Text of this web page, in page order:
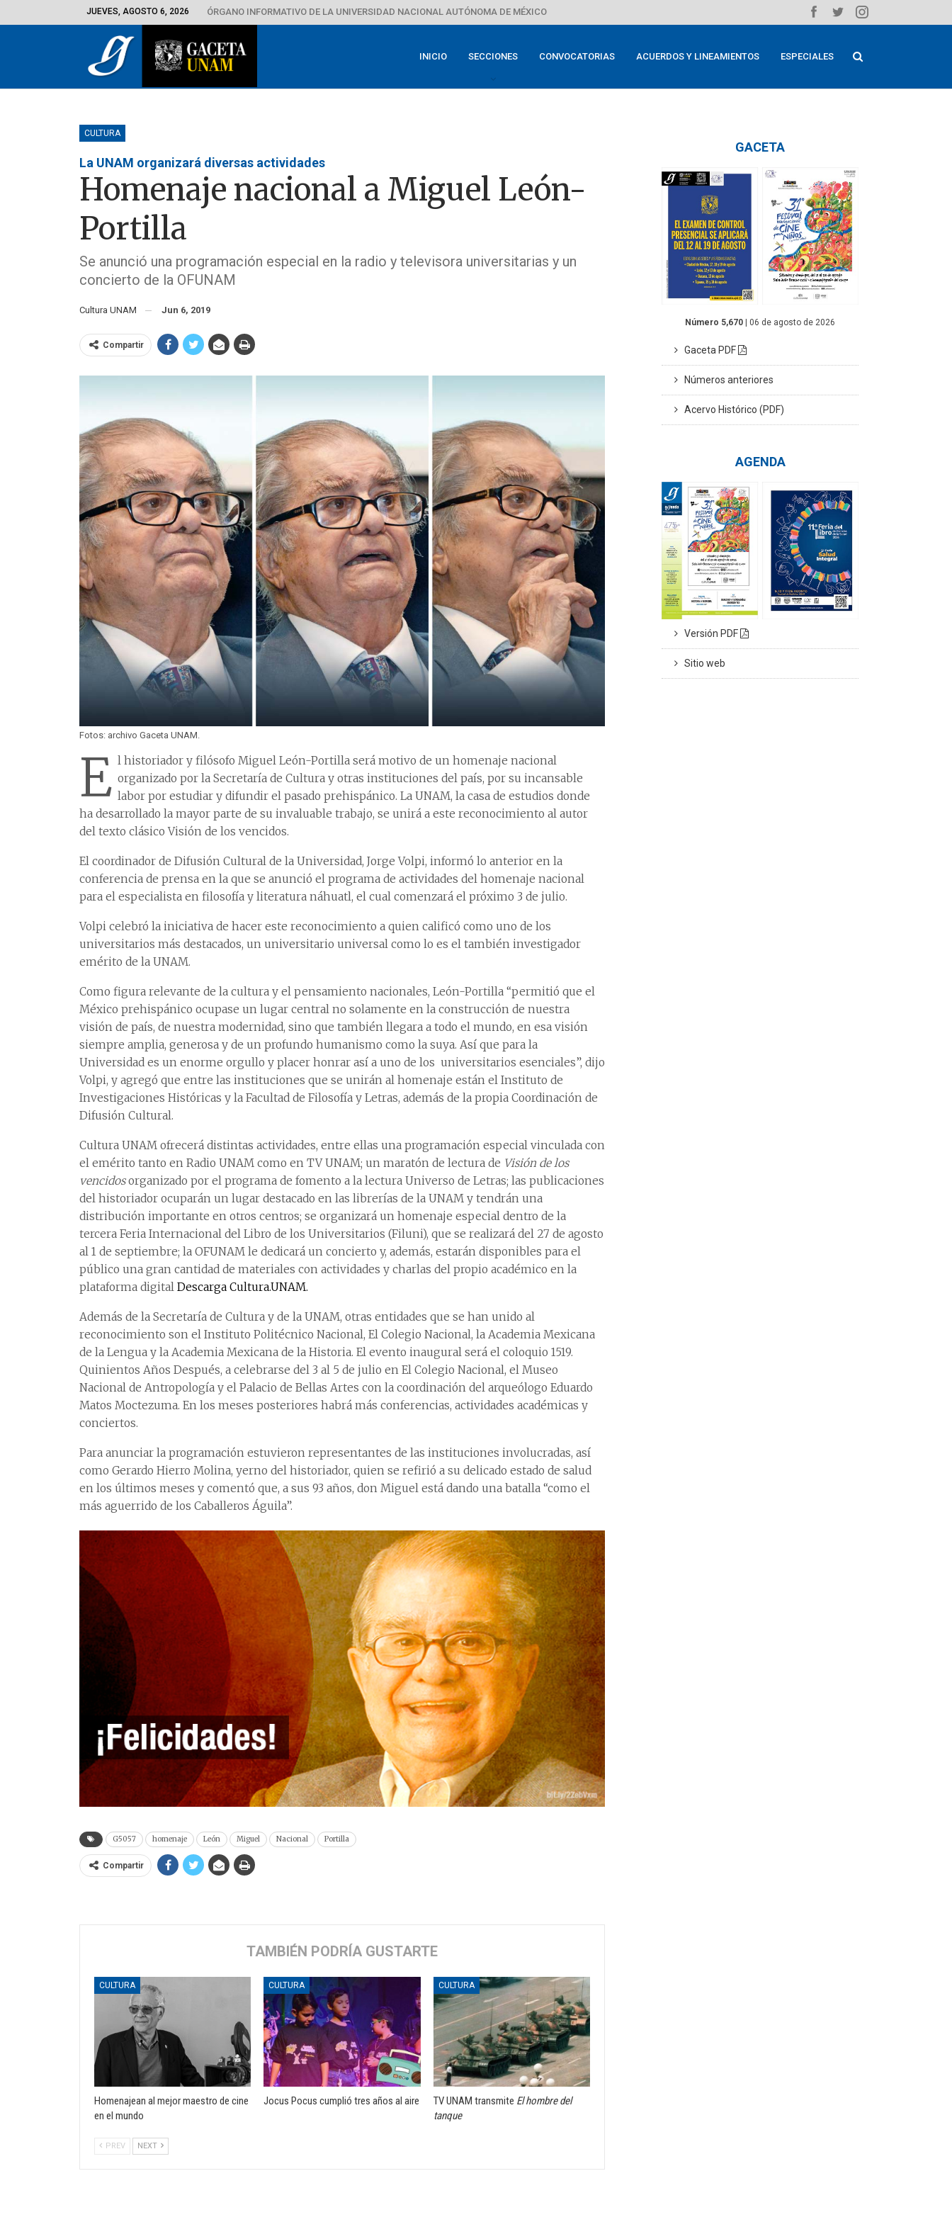
JUEVES, AGOSTO 6, 2026 ÓRGANO INFORMATIVO DE LA UNIVERSIDAD NACIONAL AUTÓNOMA DE MÉXICO
INICIO SECCIONES CONVOCATORIAS ACUERDOS Y LINEAMIENTOS ESPECIALES
CULTURA
La UNAM organizará diversas actividades
Homenaje nacional a Miguel León-
Portilla
Se anunció una programación especial en la radio y televisora universitarias y un
concierto de la OFUNAM
Cultura UNAM Jun 6, 2019
Compartir
Fotos: archivo Gaceta UNAM.
E l historiador y filósofo Miguel León-Portilla será motivo de un homenaje nacional
organizado por la Secretaría de Cultura y otras instituciones del país, por su incansable
labor por estudiar y difundir el pasado prehispánico. La UNAM, la casa de estudios donde
ha desarrollado la mayor parte de su invaluable trabajo, se unirá a este reconocimiento al autor
del texto clásico Visión de los vencidos.
El coordinador de Difusión Cultural de la Universidad, Jorge Volpi, informó lo anterior en la
conferencia de prensa en la que se anunció el programa de actividades del homenaje nacional
para el especialista en filosofía y literatura náhuatl, el cual comenzará el próximo 3 de julio.
Volpi celebró la iniciativa de hacer este reconocimiento a quien calificó como uno de los
universitarios más destacados, un universitario universal como lo es el también investigador
emérito de la UNAM.
Como figura relevante de la cultura y el pensamiento nacionales, León-Portilla “permitió que el
México prehispánico ocupase un lugar central no solamente en la construcción de nuestra
visión de país, de nuestra modernidad, sino que también llegara a todo el mundo, en esa visión
siempre amplia, generosa y de un profundo humanismo como la suya. Así que para la
Universidad es un enorme orgullo y placer honrar así a uno de los universitarios esenciales”, dijo
Volpi, y agregó que entre las instituciones que se unirán al homenaje están el Instituto de
Investigaciones Históricas y la Facultad de Filosofía y Letras, además de la propia Coordinación de
Difusión Cultural.
Cultura UNAM ofrecerá distintas actividades, entre ellas una programación especial vinculada con
el emérito tanto en Radio UNAM como en TV UNAM; un maratón de lectura de Visión de los
vencidosorganizado por el programa de fomento a la lectura Universo de Letras; las publicaciones
del historiador ocuparán un lugar destacado en las librerías de la UNAM y tendrán una
distribución importante en otros centros; se organizará un homenaje especial dentro de la
tercera Feria Internacional del Libro de los Universitarios (Filuni), que se realizará del 27 de agosto
al 1 de septiembre; la OFUNAM le dedicará un concierto y, además, estarán disponibles para el
público una gran cantidad de materiales con actividades y charlas del propio académico en la
plataforma digital Descarga Cultura.UNAM.
Además de la Secretaría de Cultura y de la UNAM, otras entidades que se han unido al
reconocimiento son el Instituto Politécnico Nacional, El Colegio Nacional, la Academia Mexicana
de la Lengua y la Academia Mexicana de la Historia. El evento inaugural será el coloquio 1519.
Quinientos Años Después, a celebrarse del 3 al 5 de julio en El Colegio Nacional, el Museo
Nacional de Antropología y el Palacio de Bellas Artes con la coordinación del arqueólogo Eduardo
Matos Moctezuma. En los meses posteriores habrá más conferencias, actividades académicas y
conciertos.
Para anunciar la programación estuvieron representantes de las instituciones involucradas, así
como Gerardo Hierro Molina, yerno del historiador, quien se refirió a su delicado estado de salud
en los últimos meses y comentó que, a sus 93 años, don Miguel está dando una batalla “como el
más aguerrido de los Caballeros Águila”.
G5057 homenaje León Miguel Nacional Portilla
Compartir
TAMBIÉN PODRÍA GUSTARTE
CULTURA
Homenajean al mejor maestro de cine
en el mundo
CULTURA
Jocus Pocus cumplió tres años al aire
CULTURA
TV UNAM transmite El hombre del
tanque
PREV NEXT
GACETA
Número 5,670 | 06 de agosto de 2026
Gaceta PDF
Números anteriores
Acervo Histórico (PDF)
AGENDA
Versión PDF
Sitio web